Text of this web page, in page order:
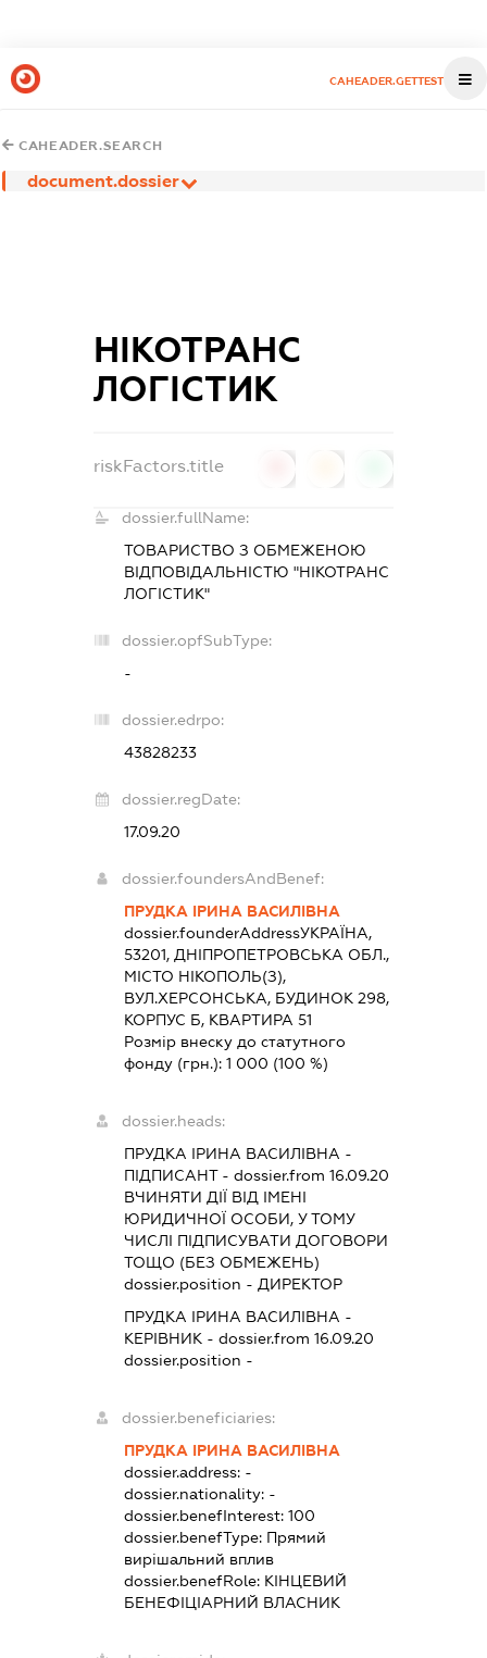
CAHEADER.GETTEST
CAHEADER.SEARCH
document.dossier
НІКОТРАНС
ЛОГІСТИК
riskFactors.title
dossier.fullName:
ТОВАРИСТВО З ОБМЕЖЕНОЮ
ВІДПОВІДАЛЬНІСТЮ "НІКОТРАНС
ЛОГІСТИК"
dossier.opfSubType:
-
dossier.edrpo:
43828233
dossier.regDate:
17.09.20
dossier.foundersAndBenef:
ПРУДКА ІРИНА ВАСИЛІВНА
dossier.founderAddressУКРАЇНА,
53201, ДНІПРОПЕТРОВСЬКА ОБЛ.,
МІСТО НІКОПОЛЬ(З),
ВУЛ.ХЕРСОНСЬКА, БУДИНОК 298,
КОРПУС Б, КВАРТИРА 51
Розмір внеску до статутного
фонду (грн.):1 000 (100 %)
dossier.heads:
ПРУДКА ІРИНА ВАСИЛІВНА -
ПІДПИСАНТ- dossier.from 16.09.20
ВЧИНЯТИ ДІЇ ВІД ІМЕНІ
ЮРИДИЧНОЇ ОСОБИ, У ТОМУ
ЧИСЛІ ПІДПИСУВАТИ ДОГОВОРИ
ТОЩО (БЕЗ ОБМЕЖЕНЬ)
dossier.position - ДИРЕКТОР
ПРУДКА ІРИНА ВАСИЛІВНА -
КЕРІВНИК - dossier.from 16.09.20
dossier.position -
dossier.beneficiaries:
ПРУДКА ІРИНА ВАСИЛІВНА
dossier.address: -
dossier.nationality: -
dossier.benefInterest:100
dossier.benefType: Прямий
вирішальний вплив
dossier.benefRole: КІНЦЕВИЙ
БЕНЕФІЦІАРНИЙ ВЛАСНИК